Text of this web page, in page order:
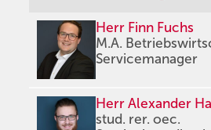
Herr Finn Fuchs
M.A.
Servicemanager
Herr Alexander
stud. rer. oec.